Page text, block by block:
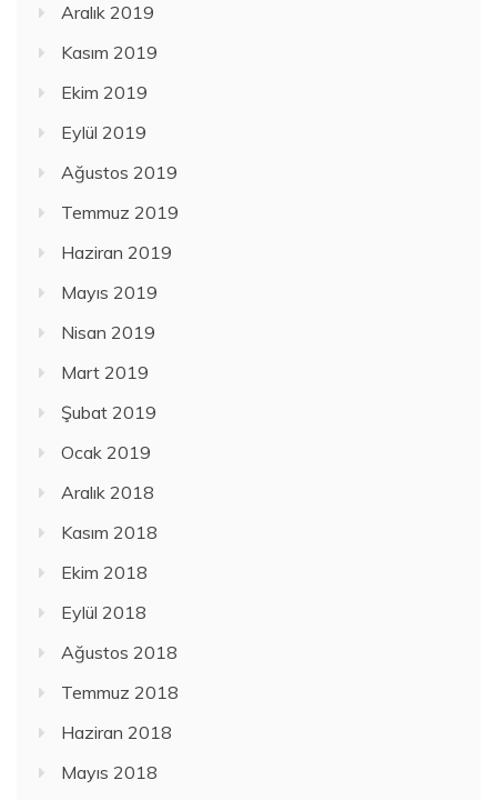
Aralık 2019
Kasım 2019
Ekim 2019
Eylül 2019
Ağustos 2019
Temmuz 2019
Haziran 2019
Mayıs 2019
Nisan 2019
Mart 2019
Şubat 2019
Ocak 2019
Aralık 2018
Kasım 2018
Ekim 2018
Eylül 2018
Ağustos 2018
Temmuz 2018
Haziran 2018
Mayıs 2018